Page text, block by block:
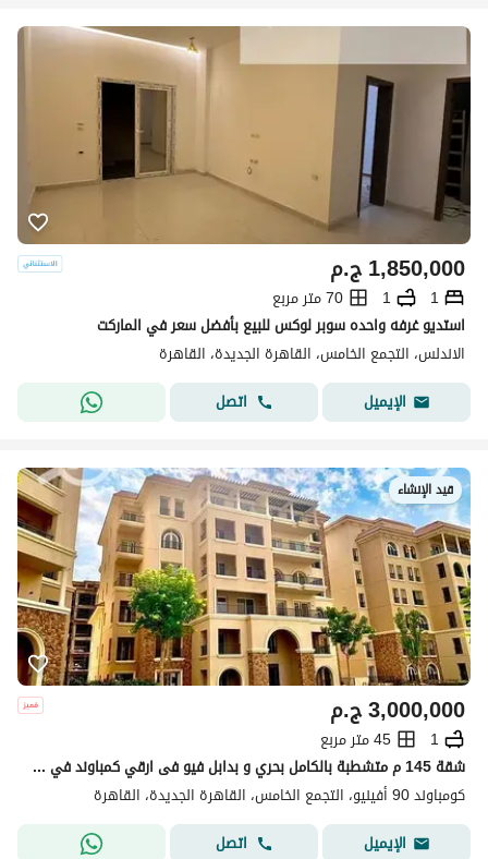
ج.م1,850,000
1
1
70 متر مربع
استديو غرفه واحده سوبر لوكس للبيع بأفضل سعر في الماركت
الاندلس، التجمع الخامس، القاهرة الجديدة، القاهرة
الإيميل
اتصل
قيد الإنشاء
ج.م3,000,000
1
45 متر مربع
شقة 145 م متشطبة بالكامل بحري و بدابل فيو فى ارقي كمباوند في قلب التجمع الخامس علي شارع التسعين و بجوار الجامعة الامريكية
كومباوند 90 أفينيو، التجمع الخامس، القاهرة الجديدة، القاهرة
الإيميل
اتصل